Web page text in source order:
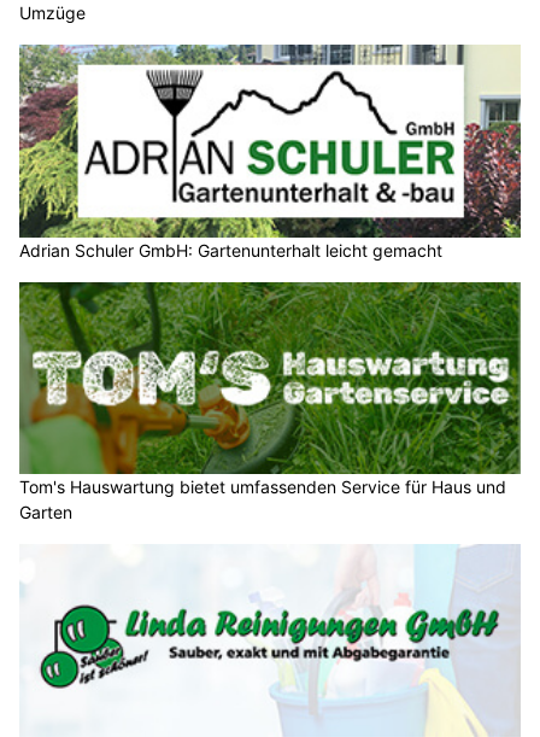
Umzüge
Adrian Schuler GmbH: Gartenunterhalt leicht gemacht
Tom's Hauswartung bietet umfassenden Service für Haus und
Garten